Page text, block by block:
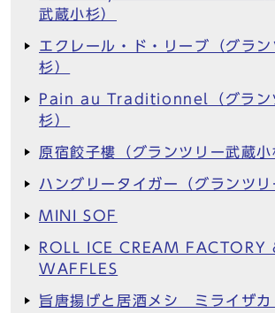
武蔵小杉）
エクレール・ド・リーブ（グラ
杉）
Pain au Traditionnel（グラン
杉）
原宿餃子樓（グランツリー武蔵小
ハングリータイガー（グランツリ
MINI SOF
ROLL ICE CREAM FACTORY
WAFFLES
旨唐揚げと居酒メシ ミライザ